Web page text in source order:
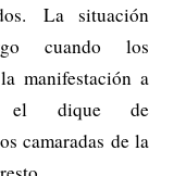
La situación
cuando los
manifestación a
el dique de
camaradas de la